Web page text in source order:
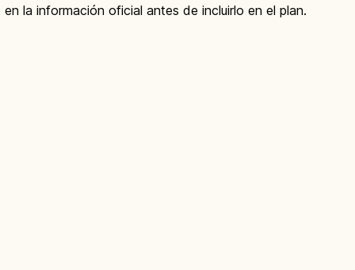
en la información oficial antes de incluirlo en el plan.